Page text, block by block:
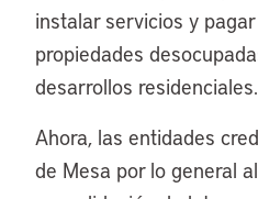
instalar servicios y
propiedades
desarrollos residenciales.
Ahora, las entidades
de Mesa por lo general